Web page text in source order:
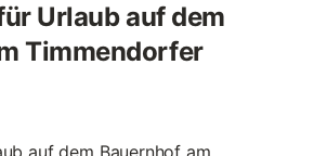
Urlaub auf dem
Timmendorfer